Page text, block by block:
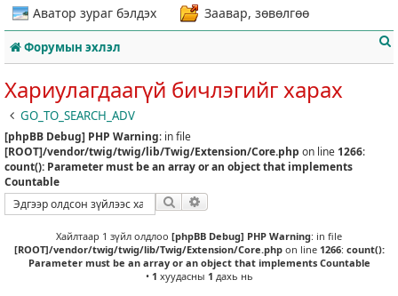
Аватор зураг бэлдэх
Заавар, зөвөлгөө
Форумын эхлэл
Хариулагдаагүй бичлэгийг харах
GO_TO_SEARCH_ADV
[phpBB Debug] PHP Warning: in file
[ROOT]/vendor/twig/twig/lib/Twig/Extension/Core.php on line 1266:
count(): Parameter must be an array or an object that implements
Countable
Хайлт
Хайлтаар 1 зүйл олдлоо [phpBB Debug] PHP Warning: in file
[ROOT]/vendor/twig/twig/lib/Twig/Extension/Core.phpon line 1266: count():
Parameter must be an array or an object that implements Countable
• 1 хуудасны 1 дахь нь